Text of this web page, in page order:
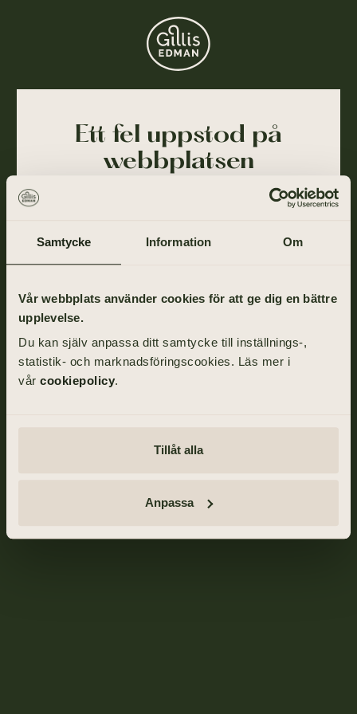
Samtycke Information Om
Vår webbplats använder cookies för att ge dig en bättre
upplevelse.
Du kan själv anpassa ditt samtycke till inställnings-,
statistik- och marknadsföringscookies. Läs mer i
vår cookiepolicy.
Tillåt alla
Anpassa
Ett fel uppstod på
webbplatsen
Ajdå! Vår webbplats stötte på ett tillfälligt fel och
rapporterat till oss och vi arbetar på att lösa det så
Gå tillbaka till startsidan om du vill fortsätta ditt
besök eller ring oss på
031-355 40 00
TILL STARTSIDAN